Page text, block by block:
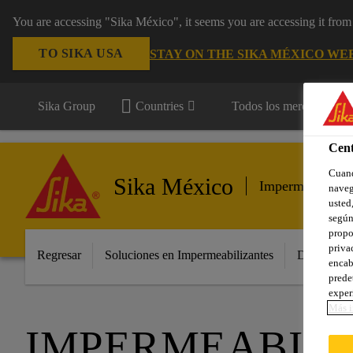
You are accessing "Sika México", it seems you are accessing it
TO SIKA USA STAY ON THE SIKA MÉXICO
Sika Group Countries Todos los mercados
Sika México
Regresar Soluciones en Impermeabilizantes
Más